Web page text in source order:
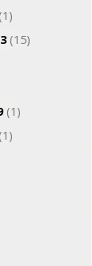
(15)
(1)